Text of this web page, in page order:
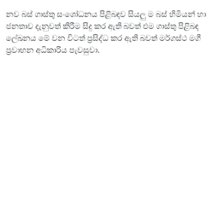
නව බස් ගාස්තු සංශෝධනය පිළිබඳව සියලු ම බස් හිමියන් හා
ජනතාව දැනුවත් කිරීම සිදු කර ඇති බවත් එම ගාස්තු පිළිබඳ
ලේඛනය මේ වන විටත් ප්‍රසිද්ධ කර ඇති බවත් මර්ගස්ථ මගී
ප්‍රවාහන අධිකාරිය පැවසුවා.